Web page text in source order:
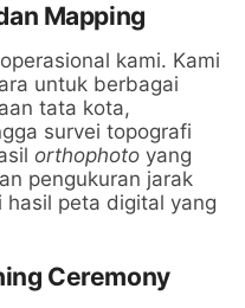
Mapping
kami. Kami
untuk berbagai
tata kota,
survei topografi
orthophoto yang
pengukuran jarak
hasil peta digital yang
Ceremony